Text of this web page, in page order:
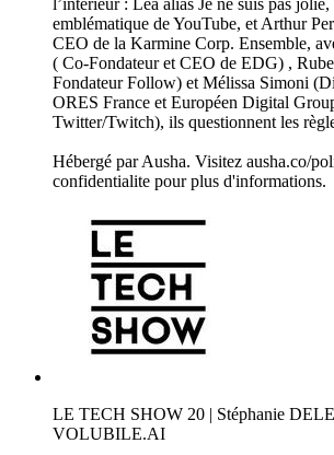
l’intérieur : Léa alias Je ne suis pas jolie,
emblématique de YouTube, et Arthur
CEO de la Karmine Corp. Ensemble,
( Co-Fondateur et CEO de EDG) ,
Fondateur Follow) et Mélissa Simoni
ORES France et Européen Digital
Twitter/Twitch), ils questionnent les
Hébergé par Ausha. Visitez ausha.co/
confidentialite pour plus d'informations.
LE TECH SHOW 20 | Stéphanie
VOLUBILE.AI